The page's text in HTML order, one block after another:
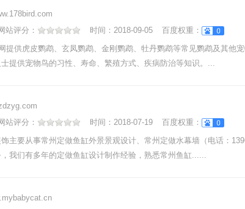
站评分： 时间： 2018-09-05
百度权重：
提供虎皮鹦鹉、玄凤鹦鹉、金刚鹦鹉、牡丹鹦鹉等常见鹦鹉及其他
提供宠物鸟的习性、寿命、繁殖方式、疾病防治等知识。...
站评分： 时间： 2018-07-19
百度权重：
主要从事常州定做鱼缸外景景观设计、常州定做水幕墙（电话：
我们有多年的定做鱼缸设计制作经验，熟悉常州鱼缸......